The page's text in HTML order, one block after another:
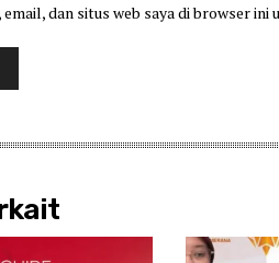
email, dan situs web saya di browser